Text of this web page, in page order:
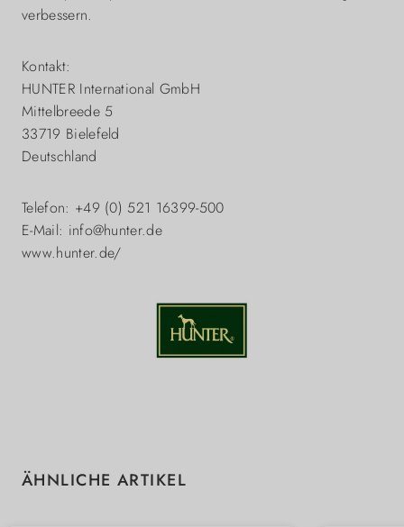
verbessern.
Kontakt:
HUNTER International GmbH
Mittelbreede 5
33719 Bielefeld
Deutschland
Telefon: +49 (0) 521 16399-500
E-Mail: info@hunter.de
www.hunter.de/
Produktgalerie überspringen
ÄHNLICHE ARTIKEL